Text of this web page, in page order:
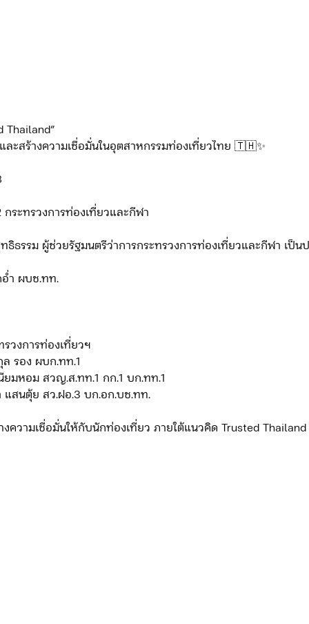
Thailand”
ะสร้างความเชื่อมั่นในอุตสาหกรรมท่องเที่ยวไทย 🇹🇭✨
ระทรวงการท่องเที่ยวและกีฬา
ธิธรรม ผู้ช่วยรัฐมนตรีว่าการกระทรวงการท่องเที่ยวและกีฬา เป็น
อ่ำ ผบช.ทท.
ะทรวงการท่องเที่ยวฯ
ล รอง ผบก.ทท.1
ยมหอม สวญ.ส.ทท.1 กก.1 บก.ทท.1
แสนตุ้ย สว.ฝอ.3 บก.อก.บช.ทท.
งความเชื่อมั่นให้กับนักท่องเที่ยว ภายใต้แนวคิด Trusted